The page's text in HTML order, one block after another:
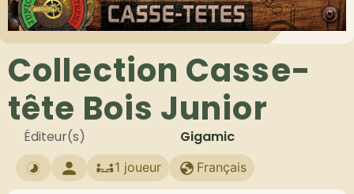
Collection Casse-
tête Bois Junior
Éditeur(s) Gigamic
1 joueur Français